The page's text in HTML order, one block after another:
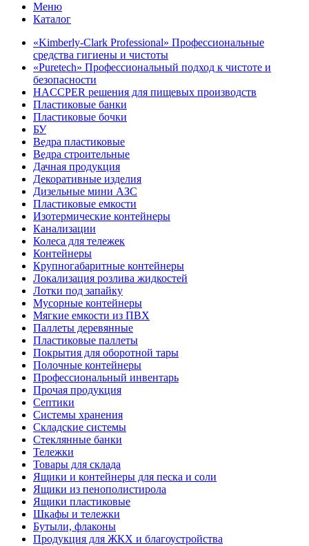
Меню
Каталог
«Kimberly-Clark Professional» Профессиональные
средства гигиены и чистоты
«Puretech» Профессиональный подход к чистоте и
безопасности
HACCPER решения для пищевых производств
Пластиковые банки
Пластиковые бочки
БУ
Ведра пластиковые
Ведра строительные
Дачная продукция
Декоративные изделия
Дизельные мини АЗС
Пластиковые емкости
Изотермические контейнеры
Канализации
Колеса для тележек
Контейнеры
Крупногабаритные контейнеры
Локализация розлива жидкостей
Лотки под запайку
Мусорные контейнеры
Мягкие емкости из ПВХ
Паллеты деревянные
Пластиковые паллеты
Покрытия для оборотной тары
Полочные контейнеры
Профессиональный инвентарь
Прочая продукция
Септики
Системы хранения
Складские системы
Стеклянные банки
Тележки
Товары для склада
Ящики и контейнеры для песка и соли
Ящики из пенополистирола
Ящики пластиковые
Шкафы и тележки
Бутыли, флаконы
Продукция для ЖКХ и благоустройства